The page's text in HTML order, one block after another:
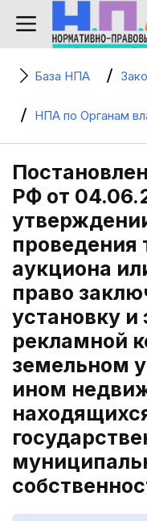
База НПА
НПА по Органам
РФ от
проведения
аукциона
право
установку
рекламной
земельном
ином